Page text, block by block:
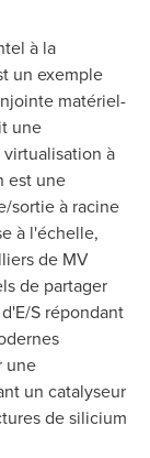
à la
un exemple
matériel-
une
à
est une
sortie à racine
à l'échelle,
de MV
de partager
S répondant
une
un catalyseur
de silicium